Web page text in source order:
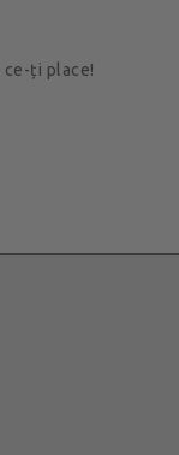
ce-ți place!